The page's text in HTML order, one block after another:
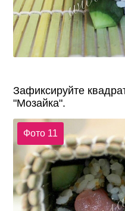
Зафиксируйте
"Мозайка".
Фото 11